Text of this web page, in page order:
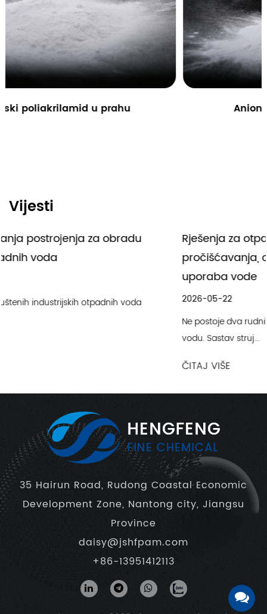
Anionski poliakrilamidni prah
Vijesti
Rješenja za otpadne vode iz rudnika: metode
pročišćavanja, odabir PAM-a i ponovna
2026-05-22
Ne postoje dva rudnika koja proizvode identičnu otpadnu
35 Hairun Road, Rudong Coastal Economic
Development Zone, Nantong city, Jiangsu
Province
daisy@jshfpam.com
+86-13951412113